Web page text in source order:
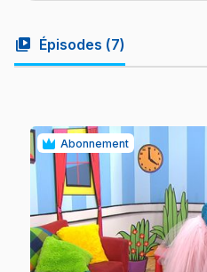
video_library Épisodes (7)
Abonnement